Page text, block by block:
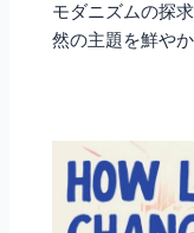
モダニズムの探
然の主題を鮮や